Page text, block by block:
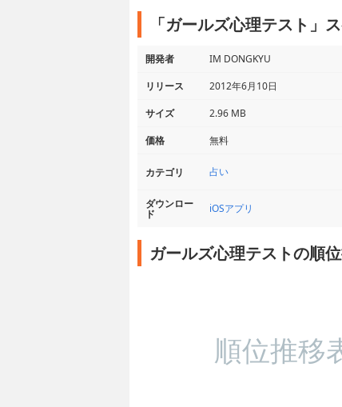
「ガールズ心理テスト」
開発者
IM DONGKYU
リリース
2012年6月10日
サイズ
2.96 MB
価格
無料
カテゴリ 占い
ダウンロー
ド iOSアプリ
ガールズ心理テストの順
順位推移